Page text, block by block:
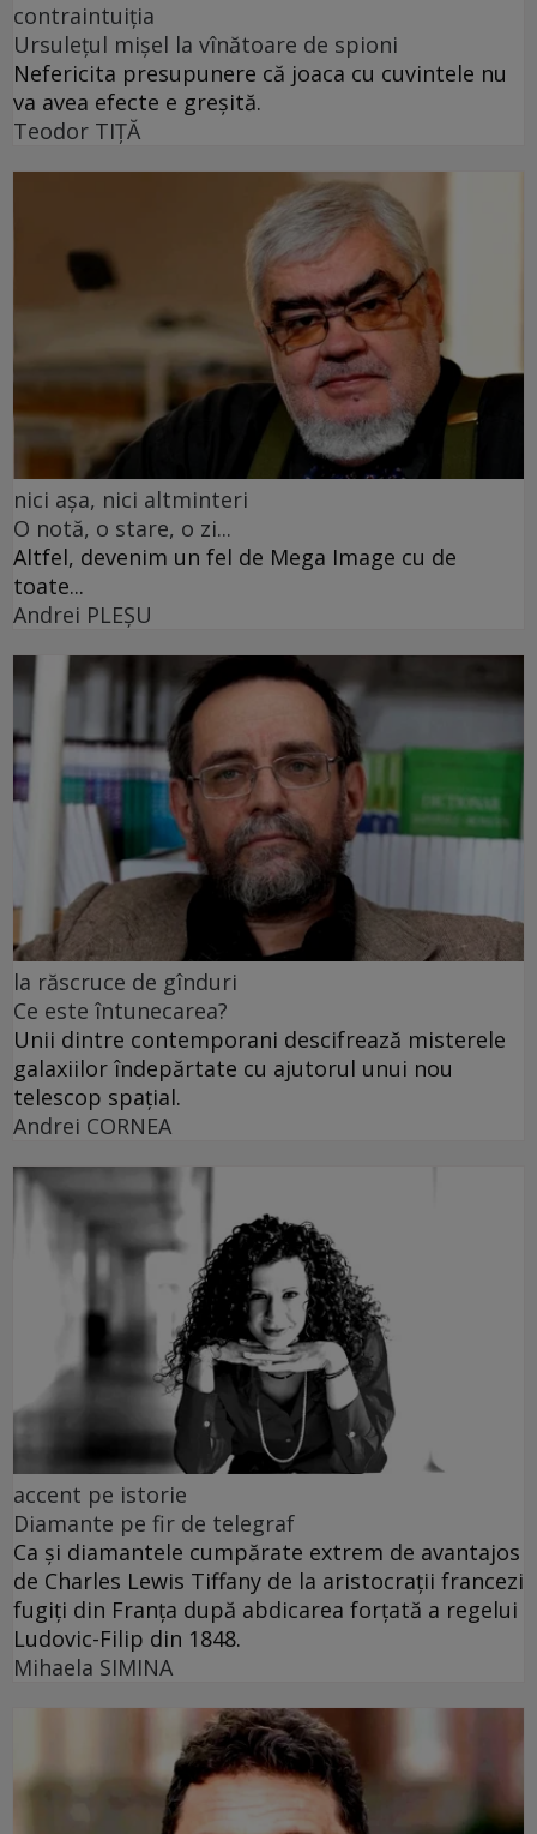
contraintuiția
Ursulețul mișel la vînătoare de spioni
Nefericita presupunere că joaca cu cuvintele nu
va avea efecte e greșită.
Teodor TIŢĂ
nici așa, nici altminteri
O notă, o stare, o zi...
Altfel, devenim un fel de Mega Image cu de
toate...
Andrei PLEŞU
la răscruce de gînduri
Ce este întunecarea?
Unii dintre contemporani descifrează misterele
galaxiilor îndepărtate cu ajutorul unui nou
telescop spațial.
Andrei CORNEA
accent pe istorie
Diamante pe fir de telegraf
Ca și diamantele cumpărate extrem de avantajos
de Charles Lewis Tiffany de la aristocrații francezi
fugiți din Franța după abdicarea forțată a regelui
Ludovic-Filip din 1848.
Mihaela SIMINA